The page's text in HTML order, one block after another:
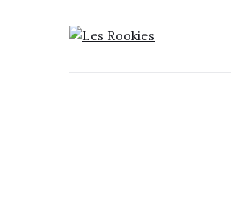
LES ROOKIES